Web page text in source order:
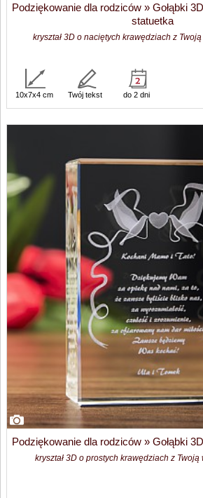
Podziękowanie dla rodziców » Gołąbki
statuetka
kryształ 3D o naciętych krawędziach z
10x7x4 cm Twój tekst do 2 dni
Podziękowanie dla rodziców » Gołąbki
kryształ 3D o prostych krawędziach z Twoją